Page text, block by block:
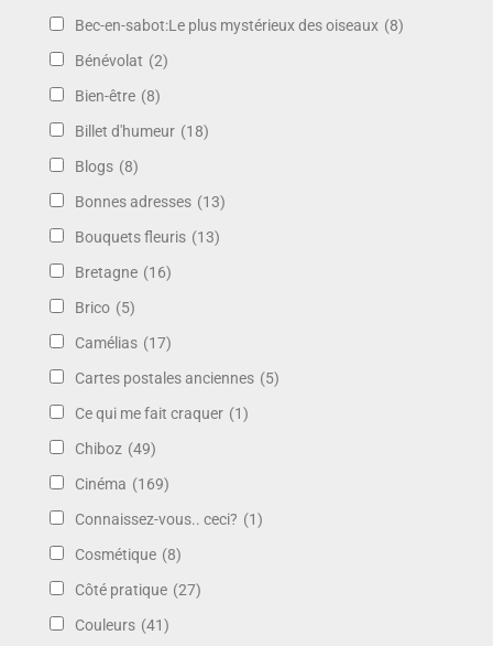
Bec-en-sabot:Le plus mystérieux des oiseaux (8)
Bénévolat (2)
Bien-être (8)
Billet d'humeur (18)
Blogs (8)
Bonnes adresses (13)
Bouquets fleuris (13)
Bretagne (16)
Brico (5)
Camélias (17)
Cartes postales anciennes (5)
Ce qui me fait craquer (1)
Chiboz (49)
Cinéma (169)
Connaissez-vous.. ceci? (1)
Cosmétique (8)
Côté pratique (27)
Couleurs (41)